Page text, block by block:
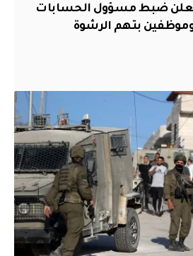
ضبط مسؤول الحسابات
بتهم الرشوة